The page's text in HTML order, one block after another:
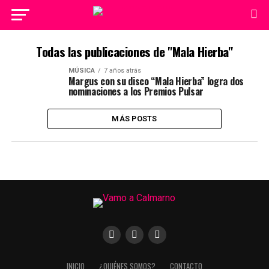
Todas las publicaciones de "Mala Hierba"
MÚSICA 7 años atrás
Margus con su disco “Mala Hierba” logra dos
nominaciones a los Premios Pulsar
MÁS POSTS
INICIO ¿QUIÉNES SOMOS? CONTACTO